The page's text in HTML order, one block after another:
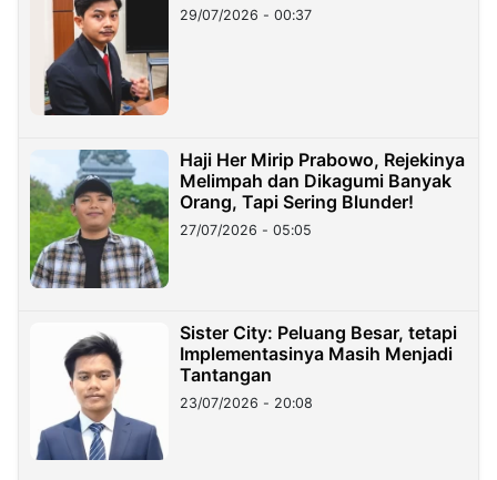
29/07/2026 - 00:37
Haji Her Mirip Prabowo, Rejekinya
Melimpah dan Dikagumi Banyak
Orang, Tapi Sering Blunder!
27/07/2026 - 05:05
Sister City: Peluang Besar, tetapi
Implementasinya Masih Menjadi
Tantangan
23/07/2026 - 20:08